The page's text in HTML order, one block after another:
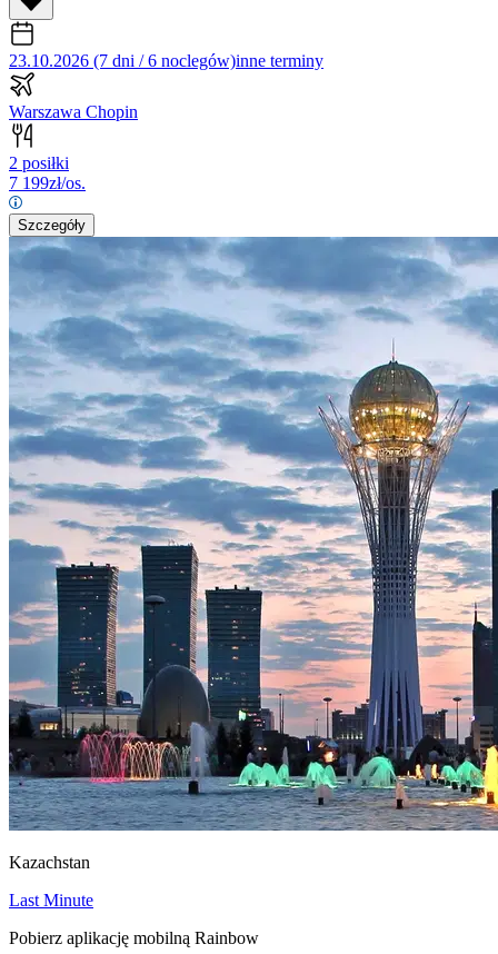
23.10.2026 (7 dni / 6 noclegów)inne terminy
Warszawa Chopin
2 posiłki
7 199zł/os.
Szczegóły
Kazachstan
Last Minute
Pobierz aplikację mobilną Rainbow